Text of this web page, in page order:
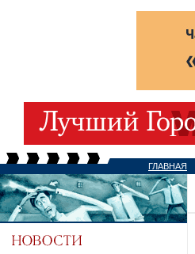
ГЛАВНАЯ